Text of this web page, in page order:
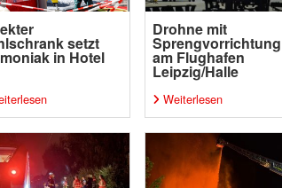
setzt
in Hotel
Drohne mit
Sprengvorrichtung
am Flughafen
Leipzig/Halle
Weiterlesen